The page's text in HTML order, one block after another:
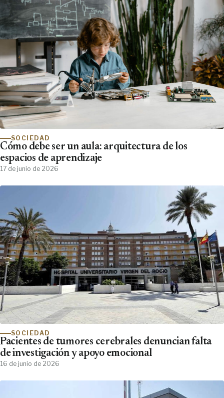
SOCIEDAD
Cómo debe ser un aula: arquitectura de los
espacios de aprendizaje
17 de junio de 2026
SOCIEDAD
Pacientes de tumores cerebrales denuncian falta
de investigación y apoyo emocional
16 de junio de 2026